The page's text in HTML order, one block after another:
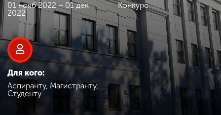
Наука
Международная
деятельность
Другие виды
деятельности
01 нояб 2022 – 01 дек
2022
Конкурс
Для кого:
Аспиранту, Магистранту,
Студенту